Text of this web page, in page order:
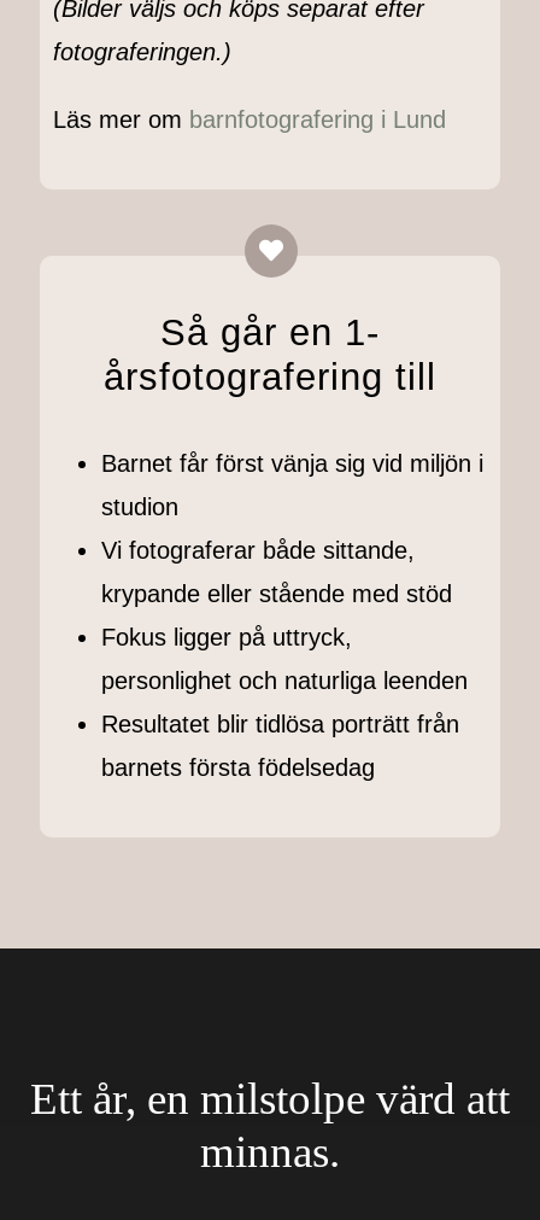
(Bilder väljs och köps separat efter
fotograferingen.)
Läs mer om barnfotografering i Lund
Så går en 1-
årsfotografering till
Barnet får först vänja sig vid miljön i
studion
Vi fotograferar både sittande,
krypande eller stående med stöd
Fokus ligger på uttryck,
personlighet och naturliga leenden
Resultatet blirtidlösa porträtt från
barnets första födelsedag
Ett år, en milstolpe värd att
minnas.